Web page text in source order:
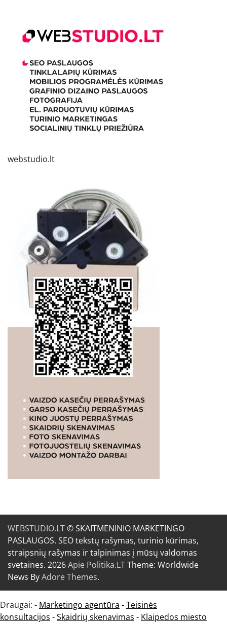
webstudio.lt
WEBSTUDIO.LT© SKAITMENINIO MARKETINGO
PASLAUGOS. SEO tekstų rašymas, turinio kūrimas,
straipsnių rašymas ir talpinimas į mūsų valdomas
svetaines. 2026Apie Politika.LTTheme: Worldwide
News ByAdore Themes.
Draugai: - Marketingo agentūra -Teisinės
konsultacijos -Skaidrių skenavimas - Klaipedos miesto